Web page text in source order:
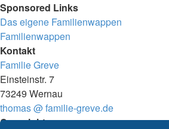
Sponsored Links
Das eigene Familienwappen
Familienwappen
Kontakt
Familie Greve
Einsteinstr. 7
73249 Wernau
thomas @ familie-greve.de
Copyright